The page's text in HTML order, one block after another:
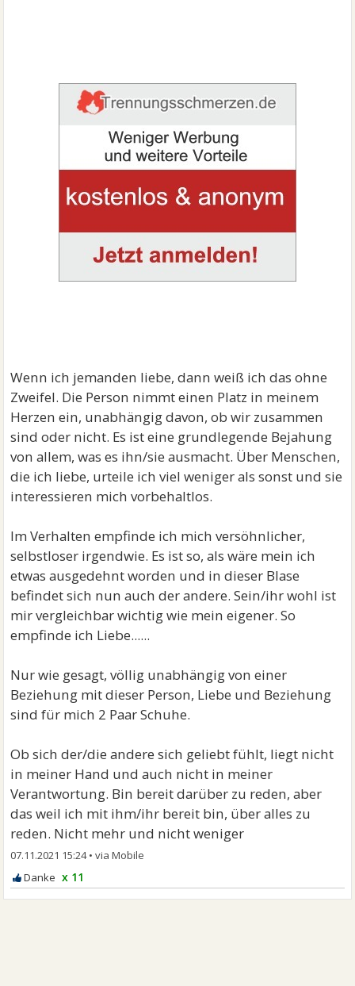
Wenn ich jemanden liebe, dann weiß ich das ohne
Zweifel. Die Person nimmt einen Platz in meinem
Herzen ein, unabhängig davon, ob wir zusammen
sind oder nicht. Es ist eine grundlegende Bejahung
von allem, was es ihn/sie ausmacht. Über Menschen,
die ich liebe, urteile ich viel weniger als sonst und sie
interessieren mich vorbehaltlos.
Im Verhalten empfinde ich mich versöhnlicher,
selbstloser irgendwie. Es ist so, als wäre mein ich
etwas ausgedehnt worden und in dieser Blase
befindet sich nun auch der andere. Sein/ihr wohl ist
mir vergleichbar wichtig wie mein eigener. So
empfinde ich Liebe......
Nur wie gesagt, völlig unabhängig von einer
Beziehung mit dieser Person, Liebe und Beziehung
sind für mich 2 Paar Schuhe.
Ob sich der/die andere sich geliebt fühlt, liegt nicht
in meiner Hand und auch nicht in meiner
Verantwortung. Bin bereit darüber zu reden, aber
das weil ich mit ihm/ihr bereit bin, über alles zu
reden. Nicht mehr und nicht weniger
07.11.2021 15:24•
x 11